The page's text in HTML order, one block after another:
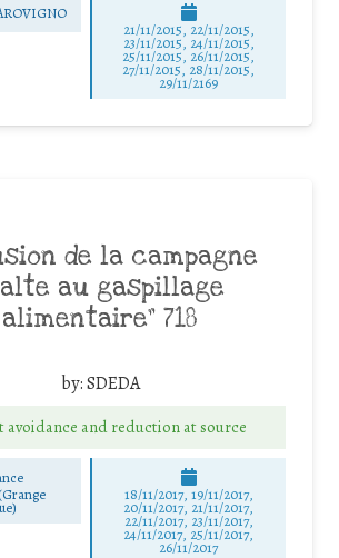
21/11/2015, 22/11/2015,
23/11/2015, 24/11/2015,
25/11/2015, 26/11/2015,
27/11/2015, 28/11/2015,
29/11/2169
de la campagne
au gaspillage
alimentaire” 718
by:SDEDA
avoidance and reduction at source
18/11/2017, 19/11/2017,
20/11/2017, 21/11/2017,
22/11/2017, 23/11/2017,
24/11/2017, 25/11/2017,
26/11/2017